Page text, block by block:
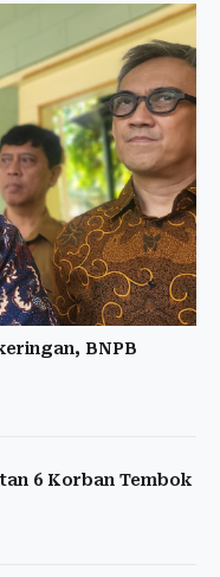
BNPB
6 Korban Tembok